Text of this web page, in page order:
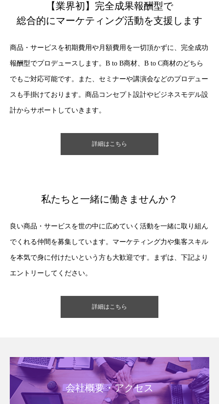
【業界初】完全成果報酬型で
総合的にマーケティング活動を支援します
商品・サービスを初期費用や月額費用を一切頂かずに、完全成功
報酬型でプロデュースします。B to B商材、B to C商材のどちら
でもご対応可能です。また、セミナーや講演会などのプロデュー
スも手掛けております。商品コンセプト設計やビジネスモデル設
計からサポートしていきます。
詳細はこちら
私たちと一緒に働きませんか？
良い商品・サービスを世の中に広めていく活動を一緒に取り組ん
でくれる仲間を募集しています。マーケティング力や集客スキル
を本気で身に付けたいという方も大歓迎です。まずは、下記より
エントリーしてください。
詳細はこちら
会社概要・アクセス